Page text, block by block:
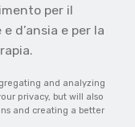
per il
d’ansia e per la
and analyzing
privacy, but will also
and creating a better